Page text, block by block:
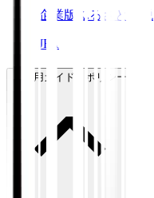
企業版ふるさと納税
JFA
ご利用ガイド・ポリシー